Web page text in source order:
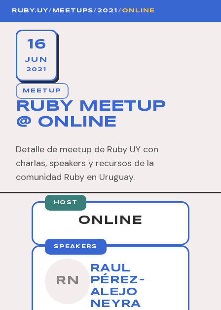
RUBY.UY/ MEETUPS/ 2021 / ONLINE
16
JUN
2021
MEETUP
RUBY MEETUP
@ ONLINE
Detalle de meetup de Ruby UY con
charlas, speakers y recursos de la
comunidad Ruby en Uruguay.
HOST
ONLINE
SPEAKERS
RN
RAUL
PÉREZ-
ALEJO
NEYRA